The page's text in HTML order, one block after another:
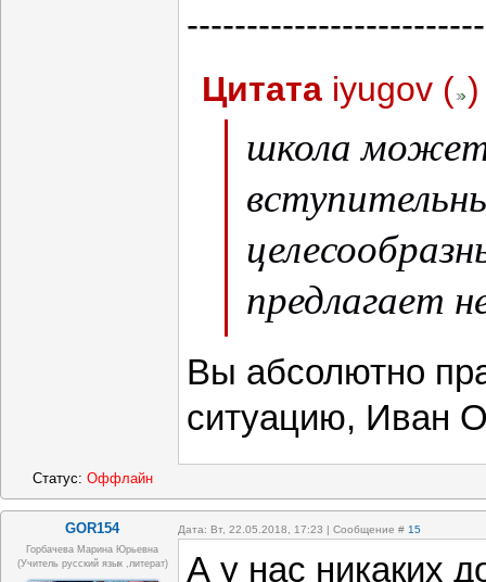
Цитата iyugov ( )
школа
предлагает
базовый
программы.
поступление
обучение в
Вы абсолютно
ситуацию, Иван
Статус: Оффлайн
GOR154 Дата: Вт, 22.05.2018, 17:23 | Сообщение # 15
Горбачева Марина Юрьевна
(учитель русский язык ,литерат)
А у нас никаких